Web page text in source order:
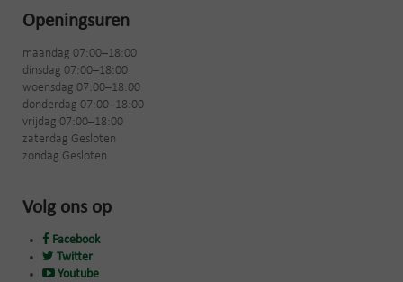
Openingsuren
maandag 07:00–18:00
dinsdag 07:00–18:00
woensdag 07:00–18:00
donderdag 07:00–18:00
vrijdag 07:00–18:00
zaterdag Gesloten
zondag Gesloten
Volg ons op
Facebook
Twitter
Youtube